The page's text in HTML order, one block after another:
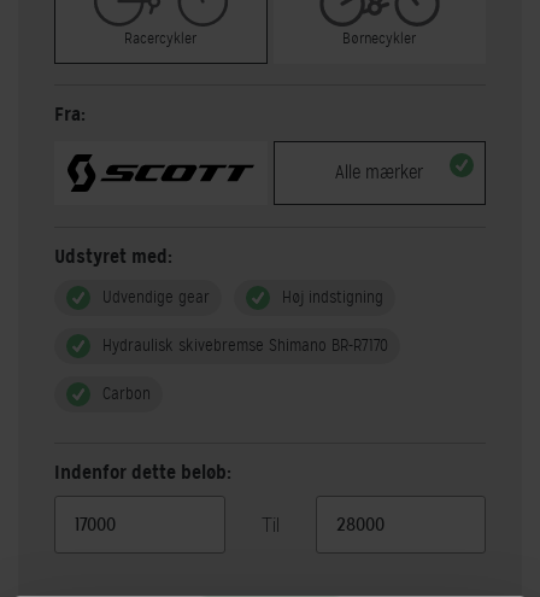
Racercykler Børnecykler
Fra:
Alle mærker
Udstyret med:
Udvendige gear Høj indstigning
Hydraulisk skivebremse Shimano BR-R7170
Carbon
Indenfor dette beløb:
Til